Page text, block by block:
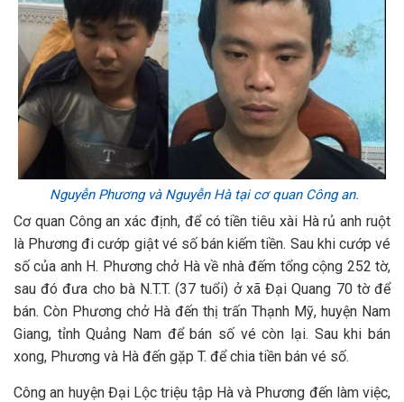
Nguyễn Phương và Nguyễn Hà tại cơ quan Công an.
Cơ quan Công an xác định, để có tiền tiêu xài Hà rủ anh ruột
là Phương đi cướp giật vé số bán kiếm tiền. Sau khi cướp vé
số của anh H. Phương chở Hà về nhà đếm tổng cộng 252 tờ,
sau đó đưa cho bà N.T.T. (37 tuổi) ở xã Đại Quang 70 tờ để
bán. Còn Phương chở Hà đến thị trấn Thạnh Mỹ, huyện Nam
Giang, tỉnh Quảng Nam để bán số vé còn lại. Sau khi bán
xong, Phương và Hà đến gặp T. để chia tiền bán vé số.
Công an huyện Đại Lộc triệu tập Hà và Phương đến làm việc,